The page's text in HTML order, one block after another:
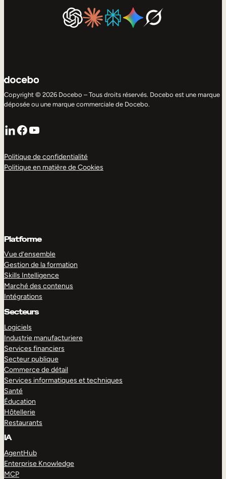
Copyright © 2026 Docebo – Tous droits réservés. Docebo est une marque
déposée ou une marque commerciale de Docebo.
LinkedIn
Facebook
YouTube
Politique de confidentialité
Politique en matière de Cookies
Platforme
Vue d’ensemble
Gestion de la formation
Skills Intelligence
Marché des contenus
Intégrations
Secteurs
Logiciels
Industrie manufacturiere
Services financiers
Secteur publique
Commerce de détail
Services informatiques et techniques
Santé
Éducation
Hôtellerie
Restaurants
IA
AgentHub
Enterprise Knowledge
MCP